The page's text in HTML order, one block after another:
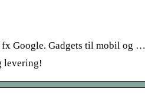
fx Google. Gadgets til mobil og …
levering!